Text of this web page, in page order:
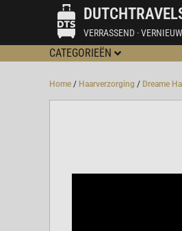
VERRASSEND ·
CATEGORIEËN
Home / Haarverzorging / Dreame